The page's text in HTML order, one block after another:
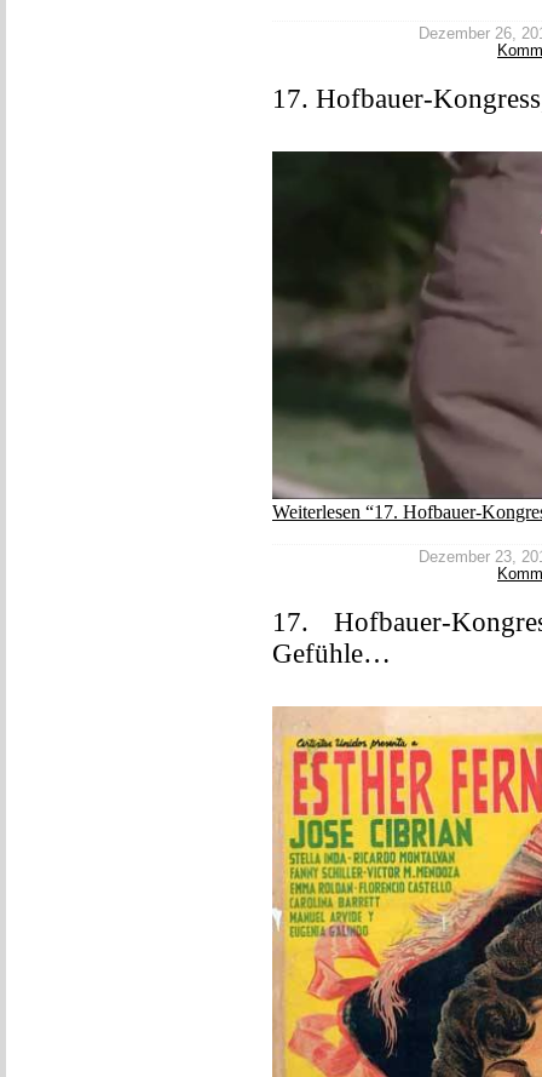
Dezember 26,
17. Hofbauer-
Weiterlesen “17. Hofbauer-
Dezember 23,
17. Hofbauer-
Gefühle…